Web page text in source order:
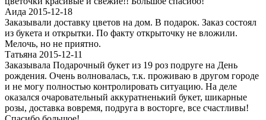
Аида 2015-12-18
Заказывали доставку цветов на дом. В подарок. Заказ состоял
из букета и открытки. По факту открыточку не вложили.
Мелочь, но не приятно.
Татьяна 2015-12-11
Заказывала Подарочный букет из 19 роз подруге на День
рождения. Очень волновалась, т.к. проживаю в другом городе
и не могу полностью контролировать ситуацию. На деле
оказался очаровательный аккуратненький букет, шикарные
розы, доставка вовремя, подруга в восторге, все счастливы!